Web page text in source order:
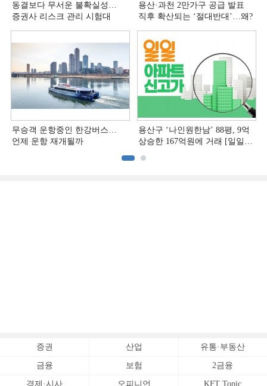
동결보다 무서운 불확실성…
증권사 리스크 관리 시험대
용산·과천 2만가구 공급 발표
직후 확산되는 ‘절대반대’…왜?
무승객 운항중인 한강버스…
언제 운항 재개될까
용산구 ‘나인원한남’ 88평, 9억
상승한 167억원에 거래 [일일
증권 산업 유통·부동산
금융 보험 2금융
경제·시사 오피니언 KFT Topic